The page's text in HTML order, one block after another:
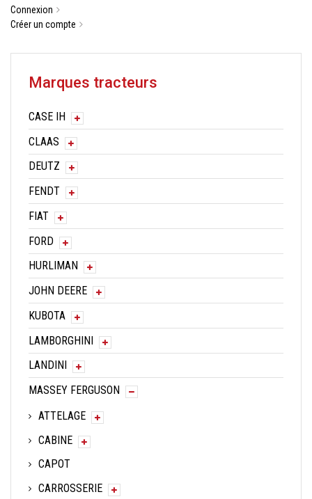
Connexion
Créer un compte
Marques tracteurs
CASE IH
CLAAS
DEUTZ
FENDT
FIAT
FORD
HURLIMAN
JOHN DEERE
KUBOTA
LAMBORGHINI
LANDINI
MASSEY FERGUSON
ATTELAGE
CABINE
CAPOT
CARROSSERIE